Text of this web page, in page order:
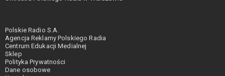
Polskie Radio S.A.
Agencja Reklamy Polskiego Radia
Centrum Edukacji Medialnej
Sklep
Polityka Prywatności
Dane osobowe